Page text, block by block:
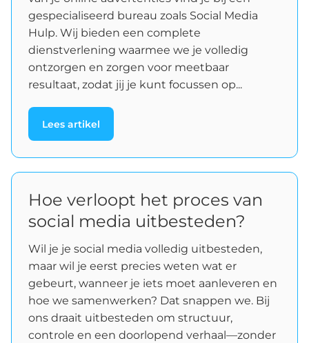
gespecialiseerd bureau zoals Social Media
Hulp. Wij bieden een complete
dienstverlening waarmee we je volledig
ontzorgen en zorgen voor meetbaar
resultaat, zodat jij je kunt focussen op...
Lees artikel
Hoe verloopt het proces van
social media uitbesteden?
Wil je je social media volledig uitbesteden,
maar wil je eerst precies weten wat er
gebeurt, wanneer je iets moet aanleveren en
hoe we samenwerken? Dat snappen we. Bij
ons draait uitbesteden om structuur,
controle en een doorlopend verhaal—zonder